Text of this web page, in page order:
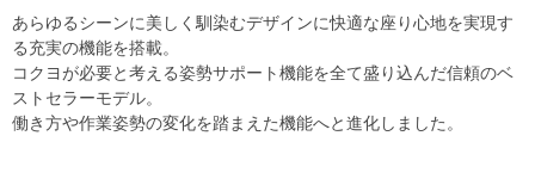
あらゆるシーンに美しく馴染むデザインに快適な座り心地を実現す
る充実の機能を搭載。
コクヨが必要と考える姿勢サポート機能を全て盛り込んだ信頼のベ
ストセラーモデル。
働き方や作業姿勢の変化を踏まえた機能へと進化しました。